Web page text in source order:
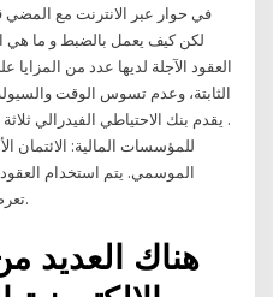
لكن كيف يعمل بالضبط و ما هي
العقود الآجلة لديها عدد من
الثابتة، وعدم تسوس الوقت
. يقدم بنك الاحتياطي الفيدرالي
للمؤسسات المالية: الائتمان
الموسمي. يتم استخدام
تعرضهم لتقلبات أسعار الأصول الأساسية.
هناك العديد